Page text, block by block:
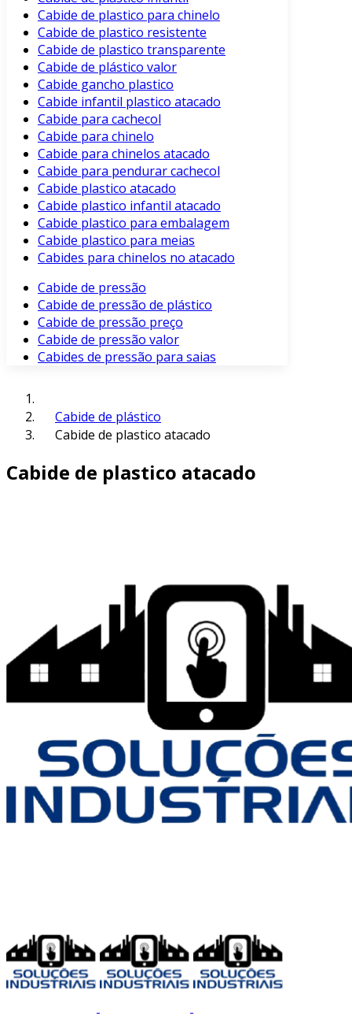
Cabide de plastico para chinelo
Cabide de plastico resistente
Cabide de plastico transparente
Cabide de plástico valor
Cabide gancho plastico
Cabide infantil plastico atacado
Cabide para cachecol
Cabide para chinelo
Cabide para chinelos atacado
Cabide para pendurar cachecol
Cabide plastico atacado
Cabide plastico infantil atacado
Cabide plastico para embalagem
Cabide plastico para meias
Cabides para chinelos no atacado
Cabide de pressão
Cabide de pressão de plástico
Cabide de pressão preço
Cabide de pressão valor
Cabides de pressão para saias
Cabide de plástico
Cabide de plastico atacado
Cabide de plastico atacado